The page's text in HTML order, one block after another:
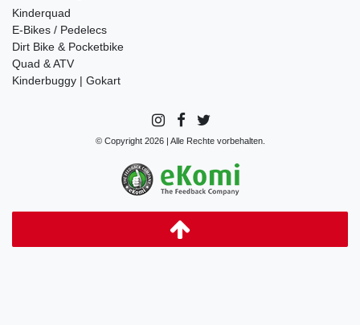
Kinderquad
E-Bikes / Pedelecs
Dirt Bike & Pocketbike
Quad & ATV
Kinderbuggy | Gokart
© Copyright 2026 | Alle Rechte vorbehalten.